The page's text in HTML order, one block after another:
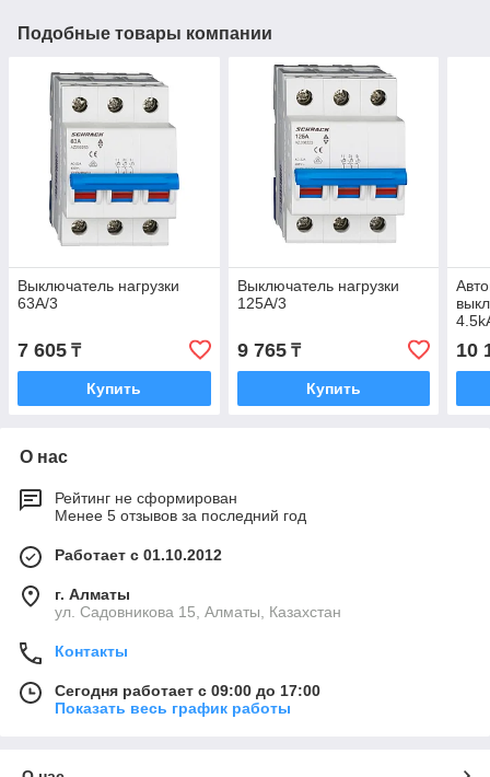
Подобные товары компании
Выключатель нагрузки
63А/3
7 605 ₸
Купить
Выключатель нагрузки
125А/3
9 765₸
Купить
10
О нас
Рейтинг не сформирован
Менее 5 отзывов за последний год
Работает с 01.10.2012
г. Алматы
ул. Садовникова 15, Алматы, Казахстан
Контакты
Сегодня работает с 09:00 до 17:00
Показать весь график работы